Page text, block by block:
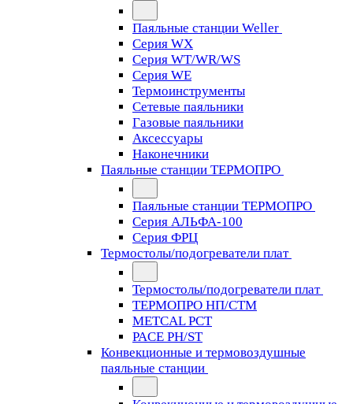
Паяльные станции Weller
Серия WX
Серия WT/WR/WS
Серия WE
Термоинструменты
Сетевые паяльники
Газовые паяльники
Аксессуары
Наконечники
Паяльные станции ТЕРМОПРО
Паяльные станции ТЕРМОПРО
Серия АЛЬФА-100
Серия ФРЦ
Термостолы/подогреватели плат
Термостолы/подогреватели плат
ТЕРМОПРО НП/СТМ
METCAL PCT
PACE PH/ST
Конвекционные и термовоздушные
паяльные станции